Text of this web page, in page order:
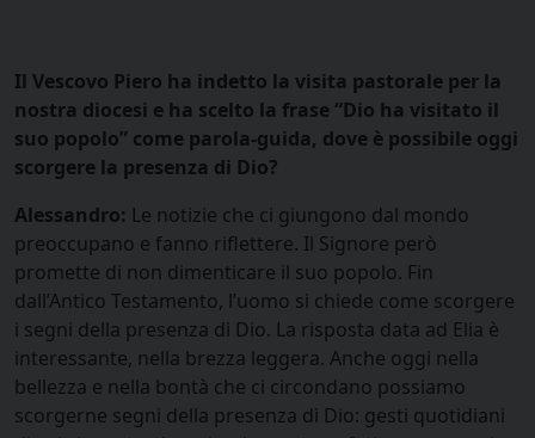
Il Vescovo Piero ha indetto la visita pastorale per la
nostra diocesi e ha scelto la frase “Dio ha visitato il
suo popolo” come parola-guida, dove è possibile oggi
scorgere la presenza di Dio?
Alessandro: Le notizie che ci giungono dal mondo
preoccupano e fanno riflettere. Il Signore però
promette di non dimenticare il suo popolo. Fin
dall’Antico Testamento, l’uomo si chiede come scorgere
i segni della presenza di Dio. La risposta data ad Elia è
interessante, nella brezza leggera. Anche oggi nella
bellezza e nella bontà che ci circondano possiamo
scorgerne segni della presenza di Dio: gesti quotidiani